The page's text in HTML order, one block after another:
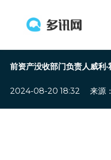
前资产没收部门负责人威利
2024-08-20 18:32 来源：